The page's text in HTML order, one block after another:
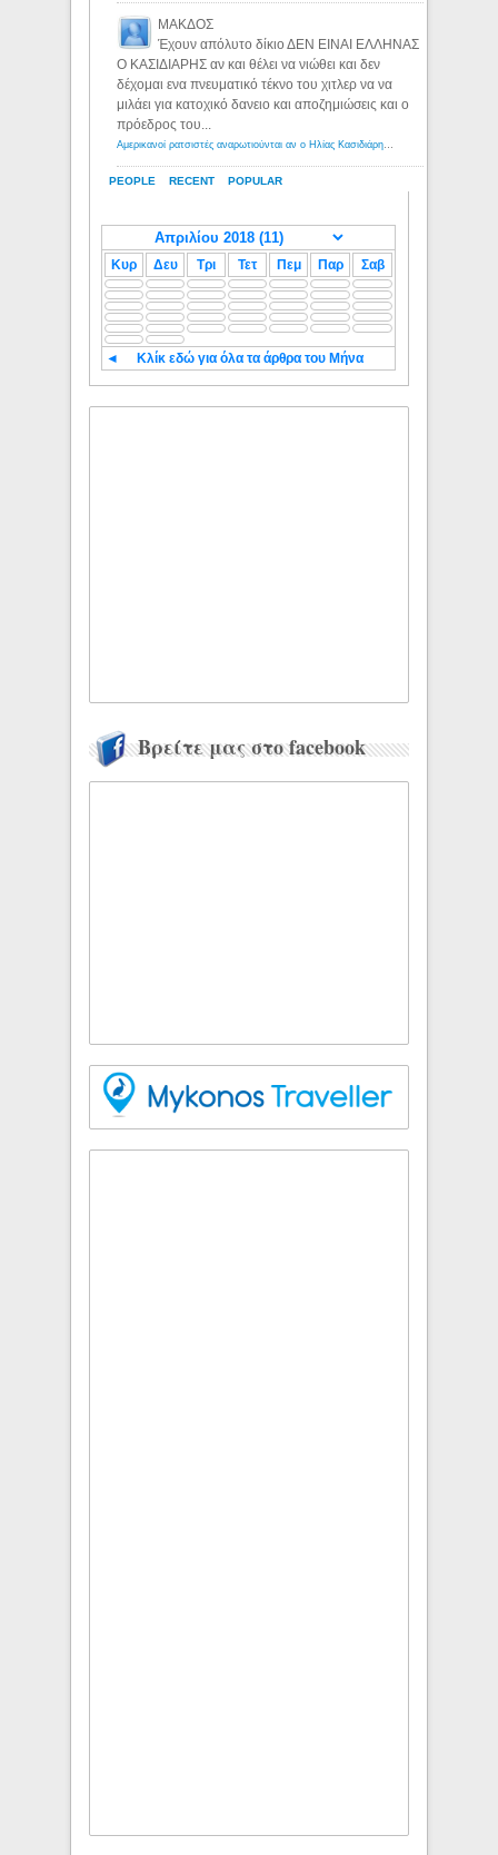
PEOPLE RECENT POPULAR
ΜΑΚΔΟΣ
Έχουν απόλυτο δίκιο ΔΕΝ ΕΙΝΑΙ ΕΛΛΗΝΑΣ
Ο ΚΑΣΙΔΙΑΡΗΣ αν και θέλει να νιώθει και δεν
δέχομαι ενα πνευματικό τέκνο του χιτλερ να να
μιλάει για κατοχικό δανειο και αποζημιώσεις και ο
πρόεδρος του...
Κυρ Δευ Τρι Τετ Πεμ Παρ Σαβ
◄ Κλίκ εδώ για όλα τα άρθρα του Μήνα
Βρείτε μας στο facebook